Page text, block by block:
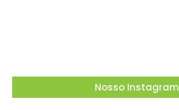
Nosso Instagram